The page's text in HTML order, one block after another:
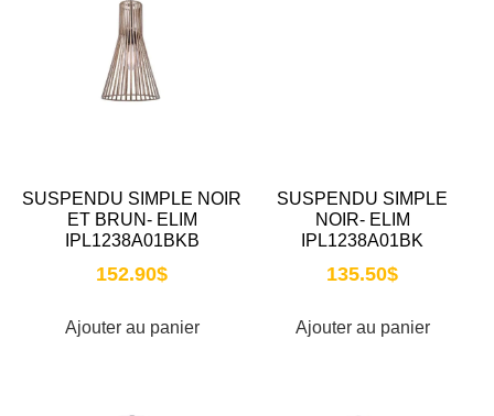
SUSPENDU SIMPLE NOIR
ET BRUN- ELIM
IPL1238A01BKB
152.90$
Ajouter au panier
SUSPENDU SIMPLE
NOIR- ELIM
IPL1238A01BK
135.50$
Ajouter au panier